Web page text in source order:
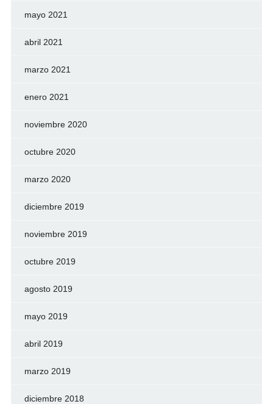
mayo 2021
abril 2021
marzo 2021
enero 2021
noviembre 2020
octubre 2020
marzo 2020
diciembre 2019
noviembre 2019
octubre 2019
agosto 2019
mayo 2019
abril 2019
marzo 2019
diciembre 2018